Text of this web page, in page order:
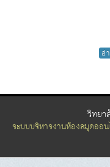
อ่
วิทยา
ระบบบริหารงานห้องสมุดออ